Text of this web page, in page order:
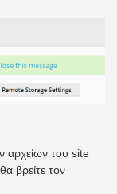
αρχείων του site
θα βρείτε τoν